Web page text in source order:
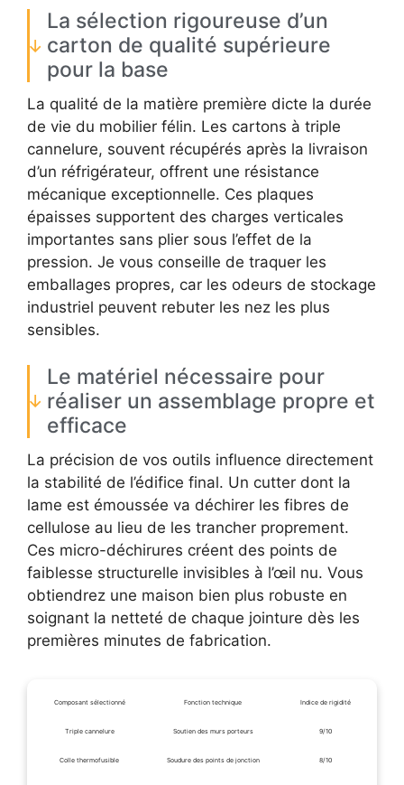
La sélection rigoureuse d’un
carton de qualité supérieure
pour la base
La qualité de la matière première dicte la durée
de vie du mobilier félin. Les cartons à triple
cannelure, souvent récupérés après la livraison
d’un réfrigérateur, offrent une résistance
mécanique exceptionnelle. Ces plaques
épaisses supportent des charges verticales
importantes sans plier sous l’effet de la
pression. Je vous conseille de traquer les
emballages propres, car les odeurs de stockage
industriel peuvent rebuter les nez les plus
sensibles.
Le matériel nécessaire pour
réaliser un assemblage propre et
efficace
La précision de vos outils influence directement
la stabilité de l’édifice final. Un cutter dont la
lame est émoussée va déchirer les fibres de
cellulose au lieu de les trancher proprement.
Ces micro-déchirures créent des points de
faiblesse structurelle invisibles à l’œil nu. Vous
obtiendrez une maison bien plus robuste en
soignant la netteté de chaque jointure dès les
premières minutes de fabrication.
Composant sélectionné Fonction technique Indice de rigidité
Triple cannelure Soutien des murs porteurs 9/10
Colle thermofusible Soudure des points de jonction 8/10